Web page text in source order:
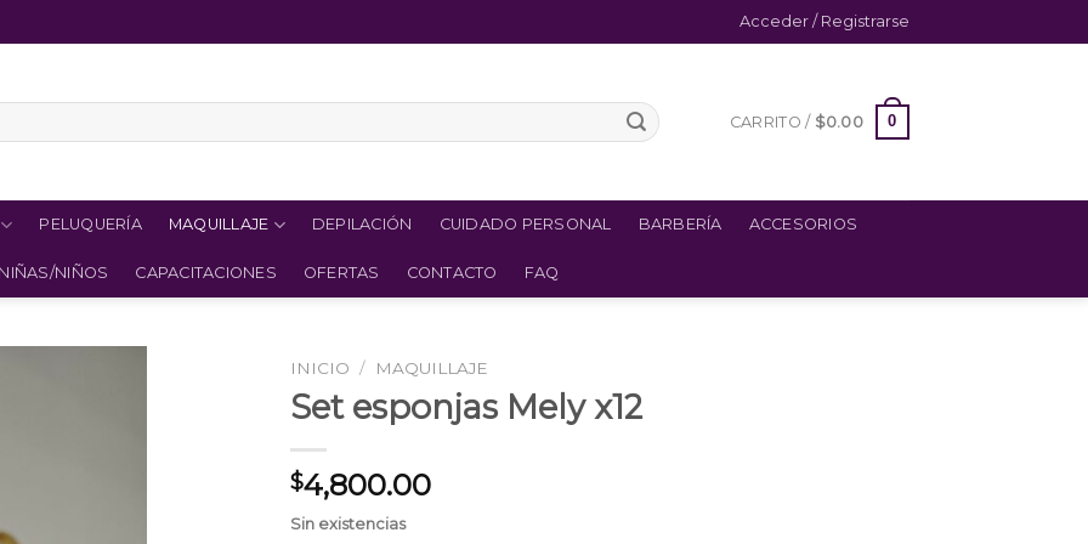
Acceder / Registrarse
CARRITO / $0.00 0
PELUQUERÍA MAQUILLAJE DEPILACIÓN CUIDADO PERSONAL BARBERÍA ACCESORIOS
NIÑAS/NIÑOS CAPACITACIONES OFERTAS CONTACTO FAQ
INICIO / MAQUILLAJE
Set esponjas Mely x12
$4,800.00
Sin existencias